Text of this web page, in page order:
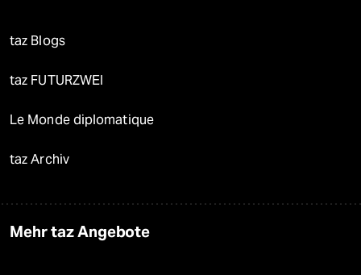
taz Blogs
taz FUTURZWEI
Le Monde diplomatique
taz Archiv
Mehr taz Angebote